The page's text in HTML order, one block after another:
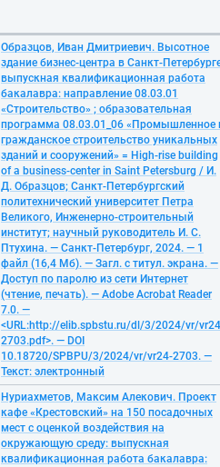
Образцов, Иван Дмитриевич. Высотное
здание бизнес-центра в Санкт-
выпускная квалификационная работа
бакалавра: направление 08.03.01
«Строительство» ; образовательная
программа 08.03.01_06 «Промышленное
гражданское строительство уникальных
зданий и сооружений» = High-rise building
of a business-center in Saint Petersburg / И.
Д. Образцов; Санкт-Петербургский
политехнический университет Петра
Великого, Инженерно-строительный
институт; научный руководитель И. С.
Птухина. — Санкт-Петербург, 2024. — 1
файл (16,4 Мб). — Загл. с титул. экрана. —
Доступ по паролю из сети Интернет
(чтение, печать). — Adobe Acrobat Reader
7.0. —
<URL:http://elib.spbstu.ru/dl/3/2024/vr/
2703.pdf>. — DOI
10.18720/SPBPU/3/2024/vr/vr24-2703. —
Текст: электронный
Нуриахметов, Максим Алекович. Проект
кафе «Крестовский» на 150 посадочных
мест с оценкой воздействия на
окружающую среду: выпускная
квалификационная работа бакалавра: